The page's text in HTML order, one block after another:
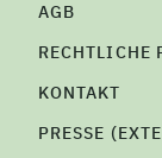
AGB
RECHTLICHE
KONTAKT
PRESSE